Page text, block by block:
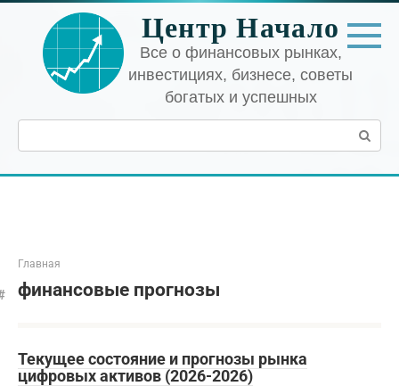
Перейти
контенту
Центр Начало
Все о финансовых рынках,
инвестициях, бизнесе, советы
богатых и успешных
Поиск:
Главная
финансовые прогнозы
Текущее состояние и прогнозы рынка
цифровых активов (2026-2026)